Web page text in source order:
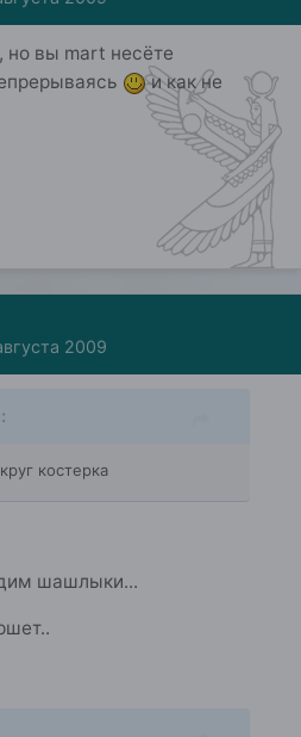
но вы mart несёте
и как не
2009
костерка
шашлыки...